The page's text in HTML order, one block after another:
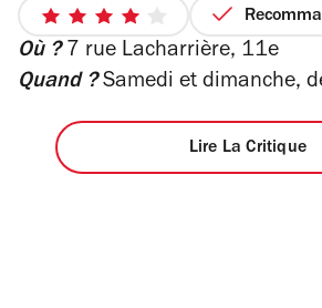
4
sur
5
Où ?7 rue Lacharrière, 11e
Quand ?Samedi et dimanche,
Lire La Critique